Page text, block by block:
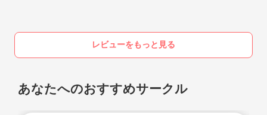
レビューをもっと見る
あなたへのおすすめサークル